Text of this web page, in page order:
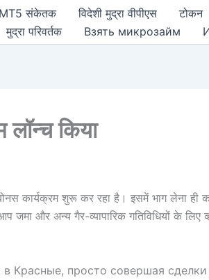
MT5 संकेतक विदेशी मुद्रा वीपीएस टोकन
मुद्रा परिवर्तक Взять микрозайм
किया
कार्यक्रम शुरू कर रहा है। इसमें भाग लेना ही
जमा और अन्य गैर-व्यापारिक गतिविधियों के लिए
Красные, просто совершая сделки